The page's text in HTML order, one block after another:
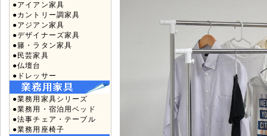
●アイアン家具
●カントリー調家具
●アジアン家具
●デザイナーズ家具
●籐・ラタン家具
●民芸家具
●仏壇台
●ドレッサー
●業務用家具シリーズ
●業務用・宿泊用ベッド
●法事チェア・テーブル
●業務用座椅子